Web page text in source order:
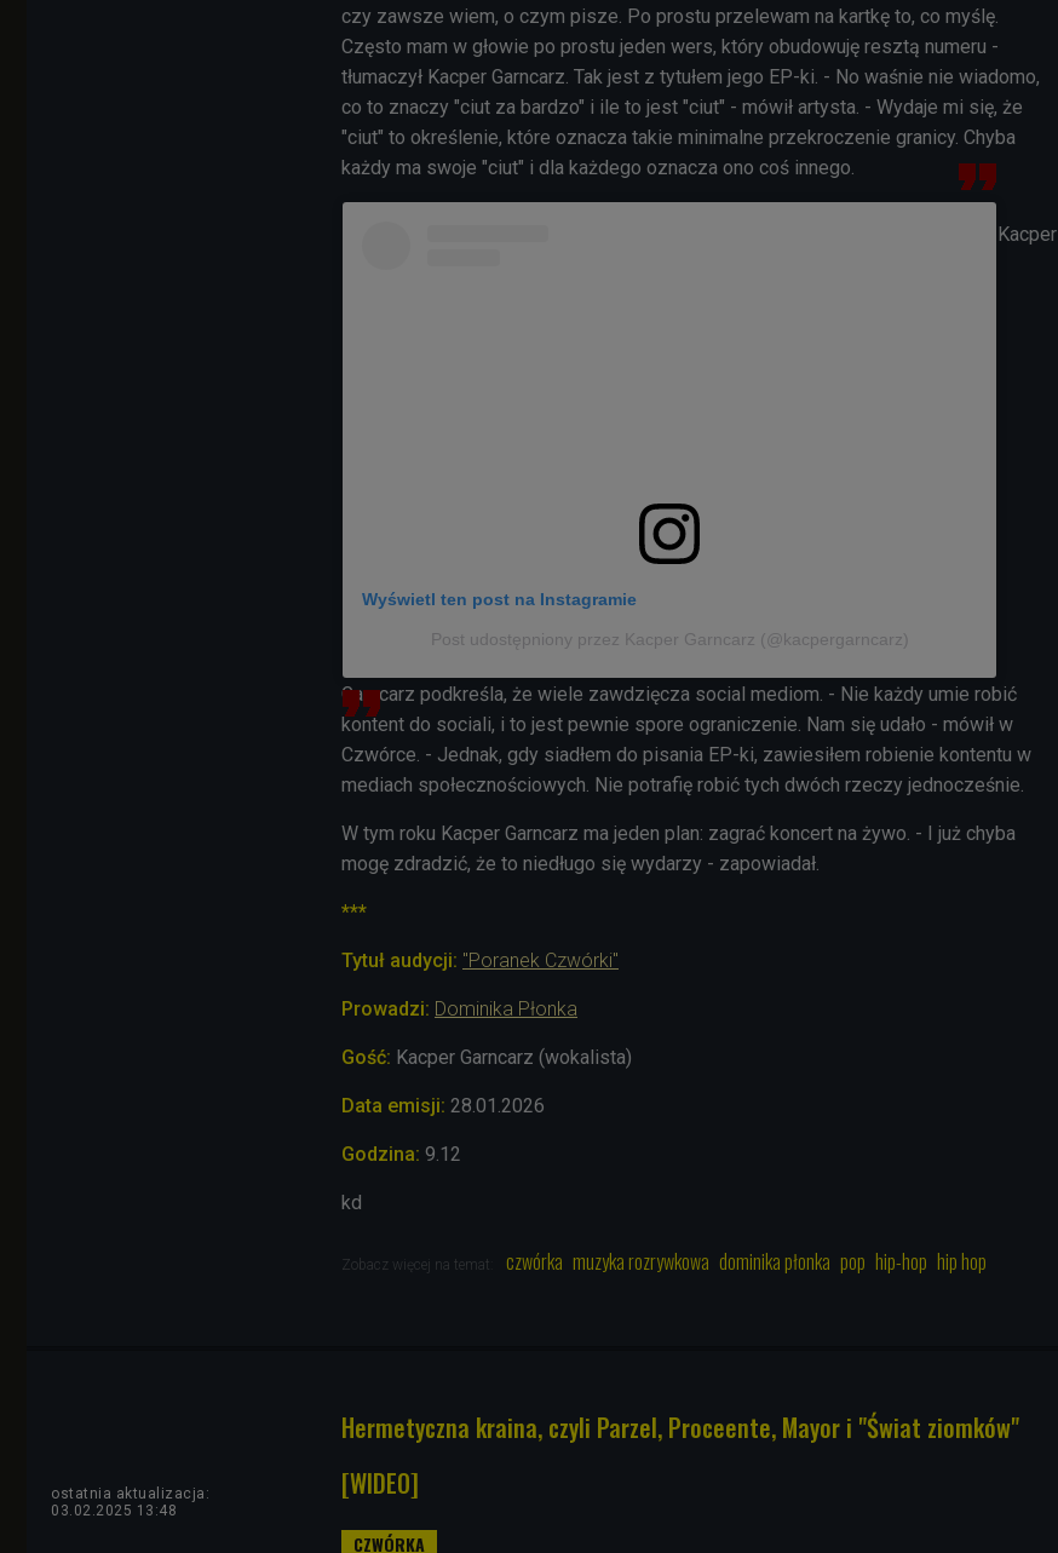
czy zawsze wiem, o czym pisze. Po prostu przelewam na kartkę to, co myślę.
Często mam w głowie po prostu jeden wers, który obudowuję resztą numeru -
tłumaczył Kacper Garncarz. Tak jest z tytułem jego EP-ki. - No waśnie nie wiadomo,
co to znaczy "ciut za bardzo" i ile to jest "ciut" - mówił artysta. - Wydaje mi się, że
"ciut" to określenie, które oznacza takie minimalne przekroczenie granicy. Chyba
każdy ma swoje "ciut" i dla każdego oznacza ono coś innego.
Wyświetl ten post na Instagramie
Post udostępniony przez Kacper Garncarz (@kacpergarncarz)
Kacper
Garncarz podkreśla, że wiele zawdzięcza social mediom. - Nie każdy umie robić
kontent do sociali, i to jest pewnie spore ograniczenie. Nam się udało - mówił w
Czwórce. - Jednak, gdy siadłem do pisania EP-ki, zawiesiłem robienie kontentu w
mediach społecznościowych. Nie potrafię robić tych dwóch rzeczy jednocześnie.
W tym roku Kacper Garncarz ma jeden plan: zagrać koncert na żywo. - I już chyba
mogę zdradzić, że to niedługo się wydarzy - zapowiadał.
***
Tytuł audycji: "Poranek Czwórki"
Prowadzi: Dominika Płonka
Gość: Kacper Garncarz (wokalista)
Data emisji: 28.01.2026
Godzina: 9.12
kd
Zobacz więcej na temat: czwórka muzyka rozrywkowa dominika płonka pop hip-hop hip hop
Hermetyczna kraina, czyli Parzel, Proceente, Mayor i "Świat ziomków"
[WIDEO]
ostatnia aktualizacja:
03.02.2025 13:48